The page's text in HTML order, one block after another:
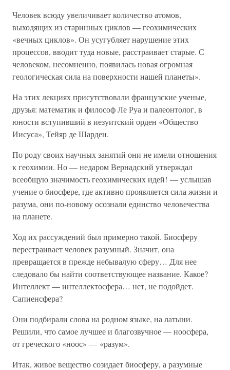
Человек всюду увеличивает количество атомов,
выходящих из старинных циклов — геохимических
«вечных циклов». Он усугубляет нарушение этих
процессов, вводит туда новые, расстраивает старые. С
человеком, несомненно, появилась новая огромная
геологическая сила на поверхности нашей планеты».
На этих лекциях присутствовали французские ученые,
друзья: математик и философ Ле Руа и палеонтолог, в
юности вступивший в иезуитский орден «Общество
Иисуса», Тейяр де Шарден.
По роду своих научных занятий они не имели отношения
к геохимии. Но — недаром Вернадский утверждал
всеобщую значимость геохимических идей! — услышав
учение о биосфере, где активно проявляется сила жизни и
разума, они по-новому осознали единство человечества
на планете.
Ход их рассуждений был примерно такой. Биосферу
перестраивает человек разумный. Значит, она
превращается в прежде небывалую сферу… Для нее
следовало бы найти соответствующее название. Какое?
Интеллект — интеллектосфера… нет, не подойдет.
Сапиенсфера?
Они подбирали слова на родном языке, на латыни.
Решили, что самое лучшее и благозвучное — ноосфера,
от греческого «ноос» — «разум».
Итак, живое вещество созидает биосферу, а разумные